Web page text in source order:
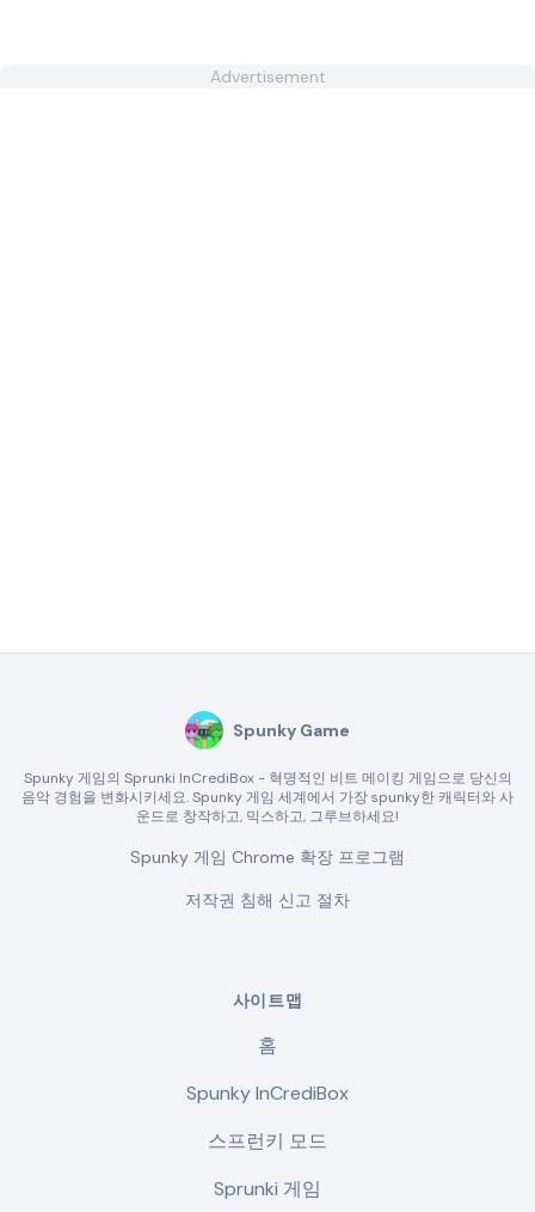
Advertisement
Spunky Game
Spunky 게임의 Sprunki InCrediBox - 혁명적인 비트 메이킹 게임으로 당신의
음악 경험을 변화시키세요. Spunky 게임 세계에서 가장 spunky한 캐릭터와 사
운드로 창작하고, 믹스하고, 그루브하세요!
Spunky 게임 Chrome 확장 프로그램
저작권 침해 신고 절차
사이트맵
홈
Spunky InCrediBox
스프런키 모드
Sprunki 게임